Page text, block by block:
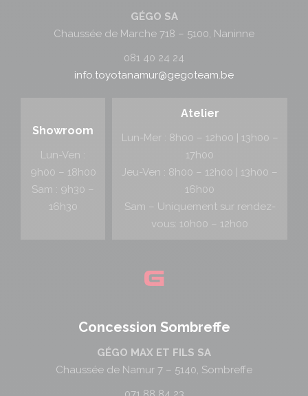
GÉGO SA
Chaussée de Marche 718 – 5100, Naninne
081 40 24 24
info.toyotanamur@gegoteam.be
Showroom
Lun-Ven :
9h00 – 18h00
Sam : 9h30 –
16h30
Atelier
Lun-Mer : 8h00 – 12h00 | 13h00 –
17h00
Jeu-Ven : 8h00 – 12h00 | 13h00 –
16h00
Sam – Uniquement sur rendez-
vous: 10h00 – 12h00
Concession Sombreffe
GÉGO MAX ET FILS SA
Chaussée de Namur 7 – 5140, Sombreffe